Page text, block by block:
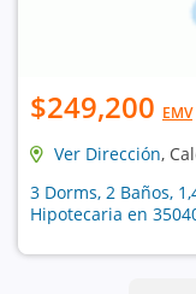
$249,200 EMV
Ver Dirección,
3 Dorms, 2 Baños,
Hipotecaria en